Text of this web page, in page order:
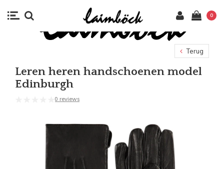
0
Terug
Leren heren handschoenen model
Edinburgh
0 reviews